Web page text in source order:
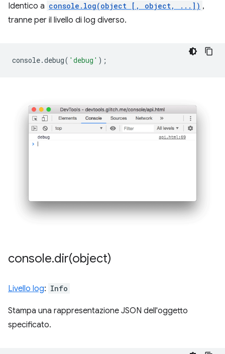
Identico a console.log(object [, object, ...]) ,
tranne per il livello di log diverso.
console.debug( 'debug' );
console.dir(object)
Livello log: Info
Stampa una rappresentazione JSON dell'oggetto
specificato.